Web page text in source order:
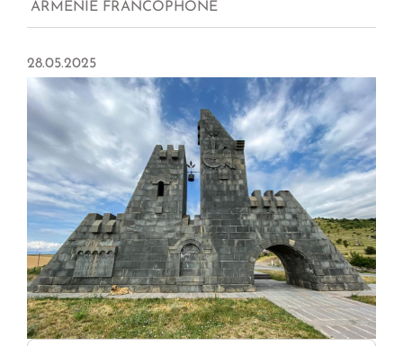
ARMÉNIE FRANCOPHONE
28.05.2025